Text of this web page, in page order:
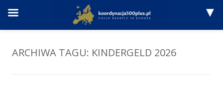
Przejdź
ARCHIWA TAGU: KINDERGELD 2026